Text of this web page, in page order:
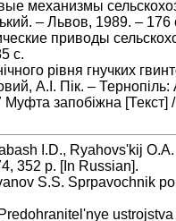
механизмы
– Львов, 1989. – 176
приводы
с.
рівня гнучких
А.І. Пік. –
запобіжна [Текст]
I.D., Ryahovs'kij
352 p. [In Russian].
S.S. Sprpavochnik